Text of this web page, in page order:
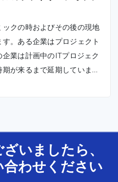
クの時およびその後の現地
。ある企業はプロジェクト
業は計画中のITプロジェク
が来るまで延期しています
、そのような企業にとって
ざいましたら、
合わせ ください